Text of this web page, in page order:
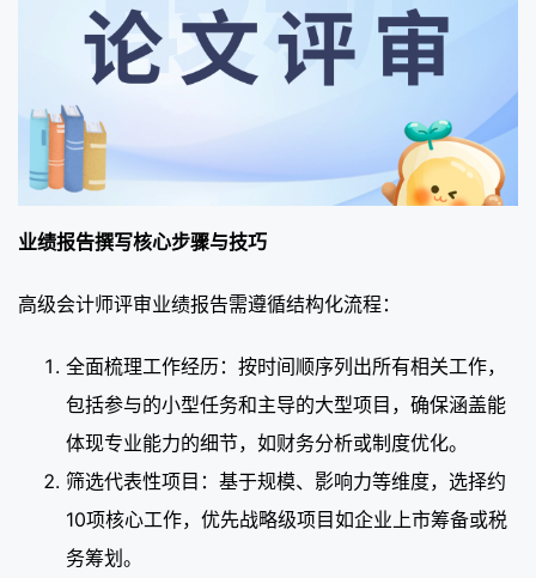
业绩报告撰写核心步骤与技巧
高级会计师评审业绩报告需遵循结构化流程：
全面梳理工作经历：按时间顺序列出所有相关工作，
包括参与的小型任务和主导的大型项目，确保涵盖能
体现专业能力的细节，如财务分析或制度优化。
筛选代表性项目：基于规模、影响力等维度，选择约
10项核心工作，优先战略级项目如企业上市筹备或税
务筹划。